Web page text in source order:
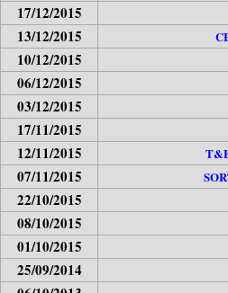
17/12/2015
13/12/2015
10/12/2015
06/12/2015
03/12/2015
17/11/2015
12/11/2015
07/11/2015
22/10/2015
08/10/2015
01/10/2015
25/09/2014